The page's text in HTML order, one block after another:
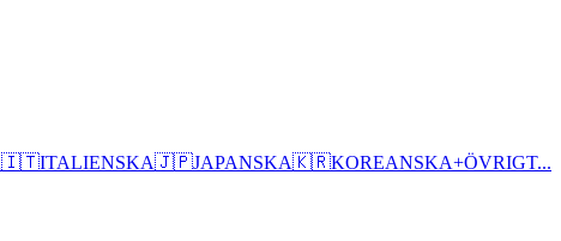
🇮🇹ITALIENSKA🇯🇵JAPANSKA🇰🇷KOREANSKA+ÖVRIGT...